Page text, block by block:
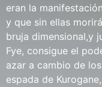
eran la
y que sin ellas
bruja dimensional,y
Fye, consigue el
azar a cambio de
espada de